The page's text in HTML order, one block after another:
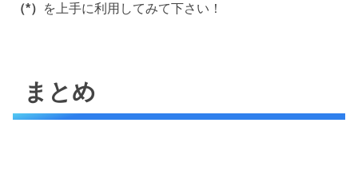
（*） を上手に利用してみて下さい！
まとめ